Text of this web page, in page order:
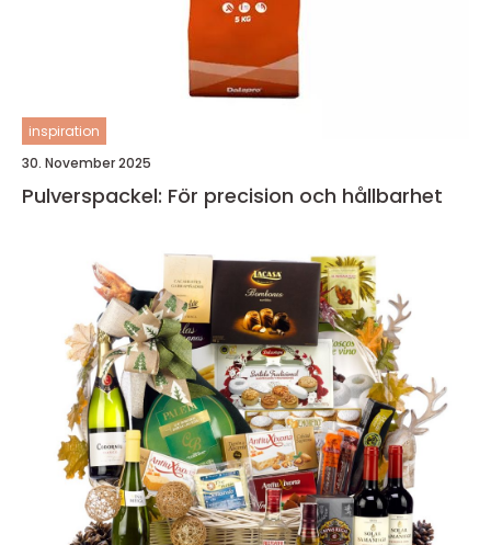
inspiration
30. November 2025
Pulverspackel: För precision och hållbarhet